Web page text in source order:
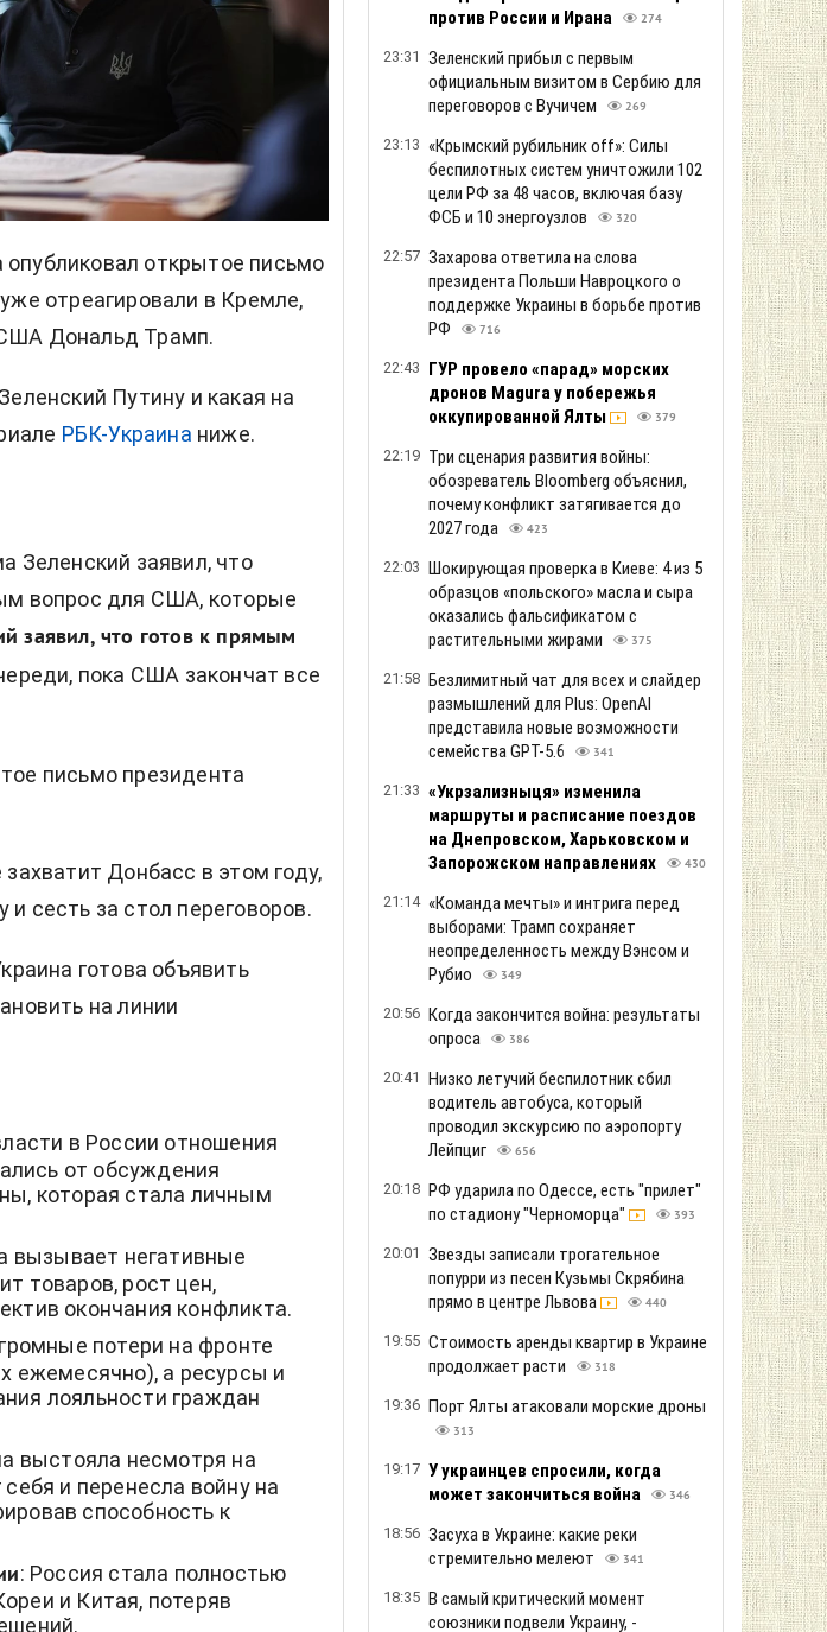
открытое письмо
отреагировали в Кремле,
Дональд Трамп.
Путину и какая на
РБК-Украина ниже.
Зеленский заявил, что
вопрос для США, которые
заявил, что готов к прямым
пока США закончат все
письмо президента
Донбасс в этом году,
сесть за стол переговоров.
готова объявить
на линии
в России отношения
от обсуждения
которая стала личным
вызывает негативные
товаров, рост цен,
окончания конфликта.
потери на фронте
ежемесячно), а ресурсы и
лояльности граждан
выстояла несмотря на
и перенесла войну на
способность к
: Россия стала полностью
и Китая, потеряв
против России и Ирана
274
23:31 Зеленский прибыл с первым
официальным визитом в Сербию для
переговоров с Вучичем
269
23:13 «Крымский рубильник off»: Силы
беспилотных систем уничтожили 102
цели РФ за 48 часов, включая базу
ФСБ и 10 энергоузлов
320
22:57 Захарова ответила на слова
президента Польши Навроцкого о
поддержке Украины в борьбе против
РФ
716
22:43 ГУР провело «парад» морских
дронов Magura у побережья
оккупированной Ялты
379
22:19 Три сценария развития войны:
обозреватель Bloomberg объяснил,
почему конфликт затягивается до
2027 года
423
22:03 Шокирующая проверка в Киеве: 4 из 5
образцов «польского» масла и сыра
оказались фальсификатом с
растительными жирами
375
21:58 Безлимитный чат для всех и слайдер
размышлений для Plus: OpenAI
представила новые возможности
семейства GPT-5.6
341
21:33 «Укрзализныця» изменила
маршруты и расписание поездов
на Днепровском, Харьковском и
Запорожском направлениях
430
21:14 «Команда мечты» и интрига перед
выборами: Трамп сохраняет
неопределенность между Вэнсом и
Рубио
349
20:56 Когда закончится война: результаты
опроса
386
20:41 Низко летучий беспилотник сбил
водитель автобуса, который
проводил экскурсию по аэропорту
Лейпциг
656
20:18 РФ ударила по Одессе, есть "прилет"
по стадиону "Черноморца"
393
20:01 Звезды записали трогательное
попурри из песен Кузьмы Скрябина
прямо в центре Львова
440
19:55 Стоимость аренды квартир в Украине
продолжает расти
318
19:36 Порт Ялты атаковали морские дроны
313
19:17 У украинцев спросили, когда
может закончиться война
346
18:56 Засуха в Украине: какие реки
стремительно мелеют
341
18:35 В самый критический момент
союзники подвели Украину, -